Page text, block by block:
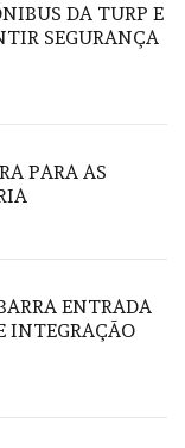
DA TURP E
SEGURANÇA
PARA AS
ENTRADA
INTEGRAÇÃO